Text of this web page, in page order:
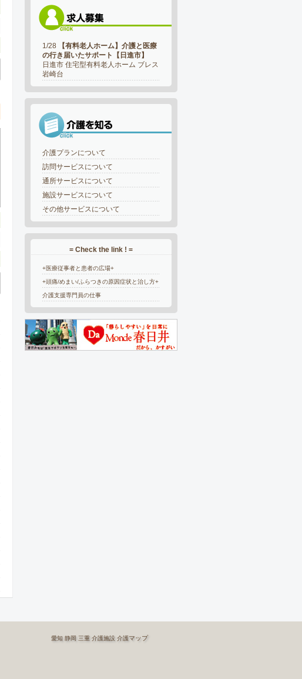
1/28
【有料老人ホーム】介護と医療
の行き届いたサポート【日進市】
日進市 住宅型有料老人ホーム ブレス
岩崎台
介護プランについて
訪問サービスについて
通所サービスについて
施設サービスについて
その他サービスについて
= Check the link ! =
+医療従事者と患者の広場+
+頭痛/めまい/ふらつきの原因症状と治し方+
介護支援専門員の仕事
愛知 静岡 三重 介護施設 介護マップ